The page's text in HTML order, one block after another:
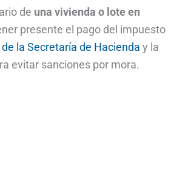
de una vivienda o lote en
presente el pago del impuesto
la Secretaría de Hacienda y la
evitar sanciones por mora.